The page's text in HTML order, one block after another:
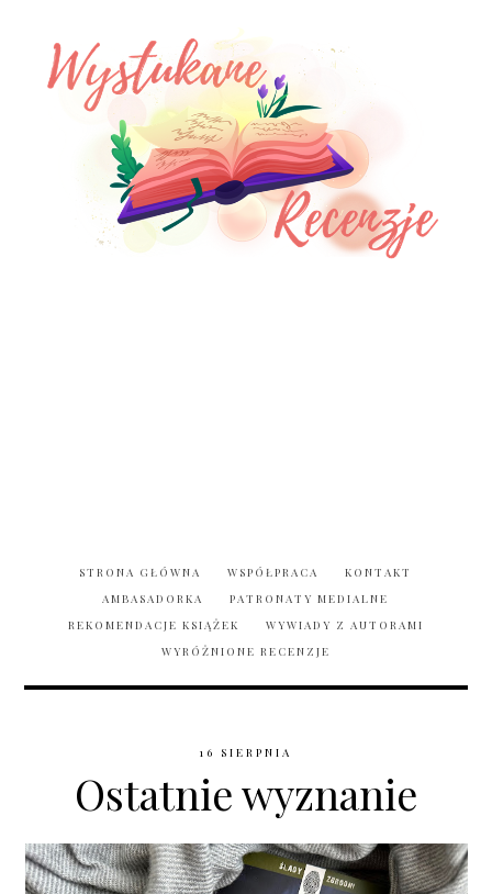
STRONA GŁÓWNA WSPÓŁPRACA
KONTAKT
AMBASADORKA
PATRONATY MEDIALNE
REKOMENDACJE KSIĄŻEK
WYWIADY Z AUTORAMI
WYRÓŻNIONE RECENZJE
16 SIERPNIA
Ostatnie wyznanie